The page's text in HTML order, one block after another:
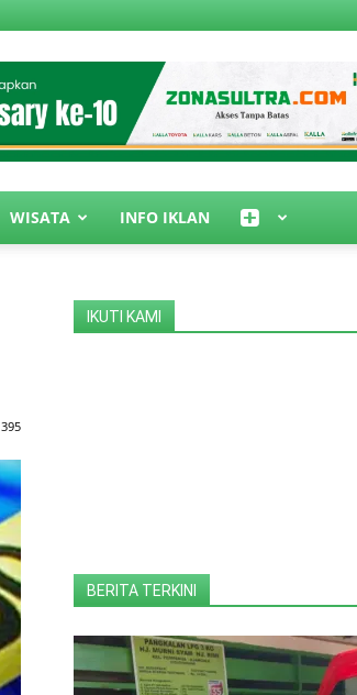
WISATA INFO IKLAN
395
IKUTI KAMI
BERITA TERKINI